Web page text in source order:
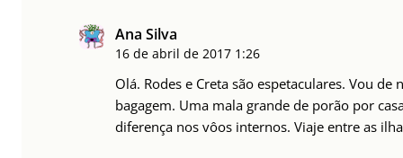
Ana Silva
16 de abril de 2017 1:26
Olá. Rodes e Creta são espetaculares. Vou
bagagem. Uma mala grande de porão por
diferença nos vôos internos. Viaje entre as